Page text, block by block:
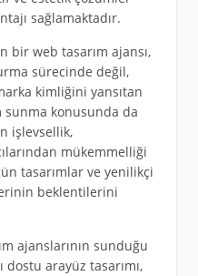
sağlamaktadır.
bir web tasarım ajansı,
sürecinde değil,
kimliğini yansıtan
konusunda da
işlevsellik,
mükemmelliği
tasarımlar ve yenilikçi
beklentilerini
ajanslarının sunduğu
dostu arayüz tasarımı,